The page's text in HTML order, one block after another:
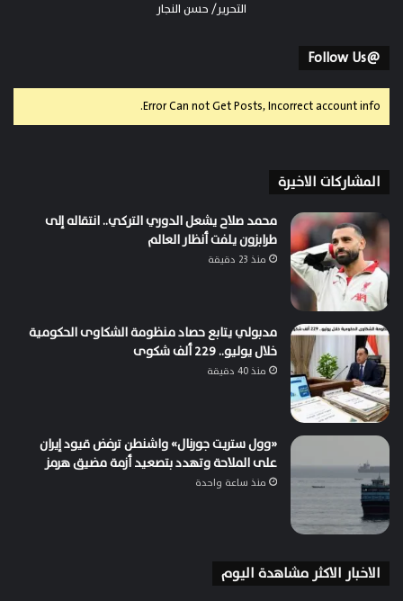
التحرير/ حسن النجار
@Follow Us
Error Can not Get Posts, Incorrect account info.
المشاركات الاخيرة
محمد صلاح يشعل الدوري التركي.. انتقاله إلى
طرابزون يلفت أنظار العالم
منذ 23 دقيقة
مدبولي يتابع حصاد منظومة الشكاوى الحكومية
خلال يوليو.. 229 ألف شكوى
منذ 40 دقيقة
«وول ستريت جورنال» واشنطن ترفض قيود إيران
على الملاحة وتهدد بتصعيد أزمة مضيق هرمز
منذ ساعة واحدة
الاخبار الاكثر مشاهدة اليوم